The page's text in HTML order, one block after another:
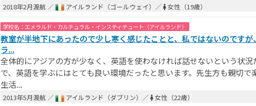
2018年2月渡航 ／ アイルランド（ゴールウェイ）／ 女性（19歳）
学校名：エメラルド・カルチュラル・インスティテュート（アイルランド）
教室が半地下にあったので少し寒く感じたことと、私ではないのですが
ラ...
全体的にアジアの方が少なく、英語を使わなければ話せないという状況
で、英語を学ぶにはとても良い環境だったと思います。先生方も親切で
生活...
2013年5月渡航 ／ アイルランド（ダブリン）／ 女性（22歳）